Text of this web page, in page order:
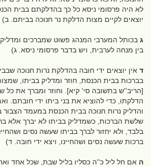
לא היה פרסומי ניסא כל כך בהדלקתם בבית
יוצאים לקיים מצות הדלקת נר חנוכה בביתם. ב)
ג בכותל המערבי המנהג פשוט שמברכים
בין מנחה לערבית, ויש בדבר פרסומי ניסא. ג)
ד אין יוצאים ידי חובה בהדלקת נרות חנוכה
בברכות בבית הכנסת, חוזר ומדליק בביתו,
[הריב''ש בתשובה סי' קיא]. וחוזר ומברך את כל
הדלקתו, כדי להוציא את בני ביתו ידי חובתם.
והדליק נרות חנוכה בבית הכנסת במעמד הצבור
שלשת הברכות, כשמדליק בביתו לא יברך אלא
בלבד, ולא יחזור לברך בביתו שעשה נסים
ברכות שעשה נסים ושהחיינו, ויצא ידי חובה. ד)
ה אם חל ליל כ''ה כסליו בליל שבת, שכל אחד